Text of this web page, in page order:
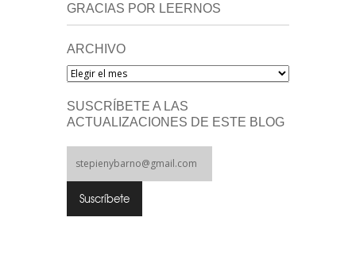
GRACIAS POR LEERNOS
ARCHIVO
Archivo
SUSCRÍBETE A LAS
ACTUALIZACIONES DE ESTE BLOG